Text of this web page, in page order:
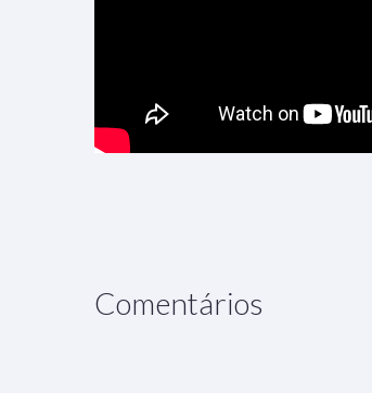
Comentários